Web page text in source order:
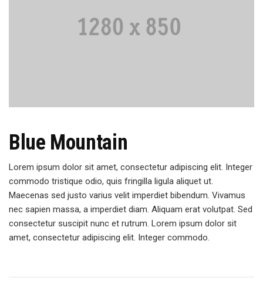
Blue Mountain
Lorem ipsum dolor sit amet, consectetur adipiscing elit. Integer
commodo tristique odio, quis fringilla ligula aliquet ut.
Maecenas sed justo varius velit imperdiet bibendum. Vivamus
nec sapien massa, a imperdiet diam. Aliquam erat volutpat. Sed
consectetur suscipit nunc et rutrum. Lorem ipsum dolor sit
amet, consectetur adipiscing elit. Integer commodo.